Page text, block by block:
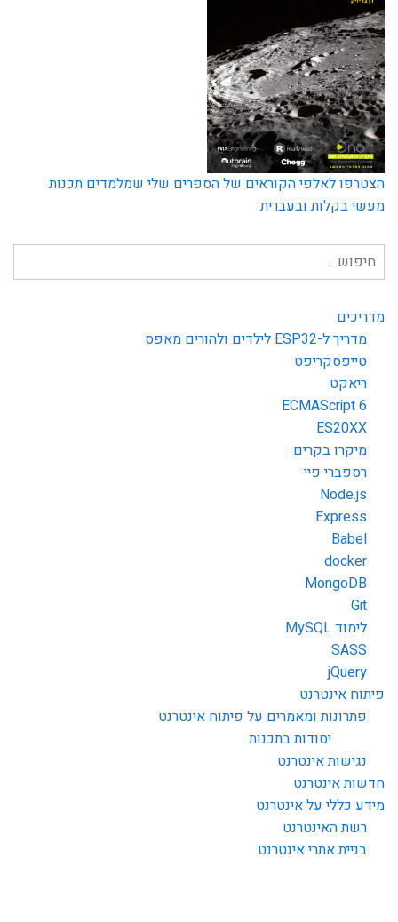
הצטרפו לאלפי הקוראים של הספרים שלי שמלמדים תכנות
מעשי בקלות ובעברית
חיפוש
עבור:
מדריכים
מדריך ל-ESP32 לילדים ולהורים מאפס
טייפסקריפט
ריאקט
ECMAScript 6
ES20XX
מיקרו בקרים
רספברי פיי
Node.js
Express
Babel
docker
MongoDB
Git
לימוד MySQL
SASS
jQuery
פיתוח אינטרנט
פתרונות ומאמרים על פיתוח אינטרנט
יסודות בתכנות
נגישות אינטרנט
חדשות אינטרנט
מידע כללי על אינטרנט
רשת האינטרנט
בניית אתרי אינטרנט